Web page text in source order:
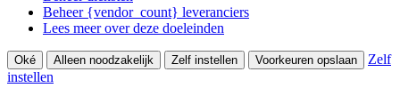
Beheer {vendor_count} leveranciers
Lees meer over deze doeleinden
Oké Alleen noodzakelijk Zelf instellen Voorkeuren opslaan
Zelf
instellen